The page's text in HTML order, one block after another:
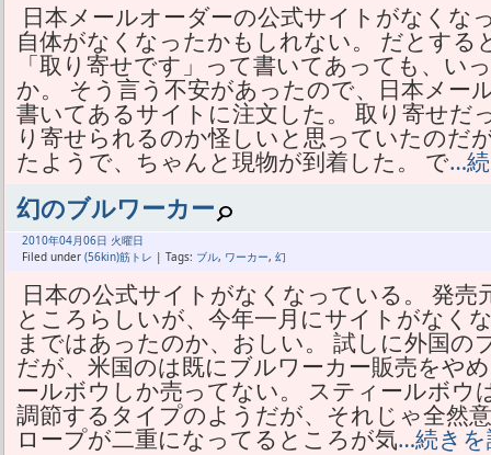
日本メールオーダーの公式サイトがなくな
自体がなくなったかもしれない。 だとす
「取り寄せです」って書いてあっても、い
か。 そう言う不安があったので、日本メー
書いてあるサイトに注文した。 取り寄せだ
り寄せられるのか怪しいと思っていたのだ
たようで、ちゃんと現物が到着した。 で…
幻のブルワーカー
2010年04月06日 火曜日
Filed under (56kin)筋トレ | Tags: ブル, ワーカー, 幻
日本の公式サイトがなくなっている。 発
ところらしいが、今年一月にサイトがなく
まではあったのか、おしい。 試しに外国の
だが、米国のは既にブルワーカー販売をや
ールボウしか売ってない。 スティールボウ
調節するタイプのようだが、それじゃ全然
ロープが二重になってるところが気…続き